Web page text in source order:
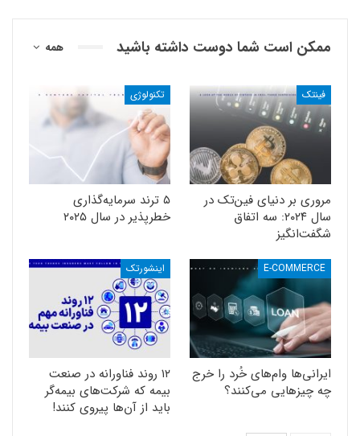
همه ممکن است شما دوست داشته باشید
فینتک
مروری بر دنیای فین‌تک در
سال ۲۰۲۴: سه اتفاق
شگفت‌انگیز
تکنولوژی
۵ ترند سرمایه‌گذاری
خطرپذیر در سال ۲۰۲۵
E-COMMERCE
ایرانی‌ها وام‌های خُرد را خرج
چه چیزهایی می‌کنند؟
اینشورتک
۱۲ روند فناورانه در صنعت
بیمه که شرکت‌های بیمه‌گر
باید از آن‌ها پیروی کنند!